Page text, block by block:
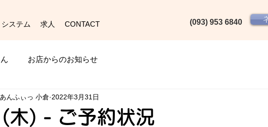
システム 求人 CONTACT (093) 953 6840‬
お店からのお知らせ
) - ご予約状況
んふぃっ 小倉 2022年3月31日